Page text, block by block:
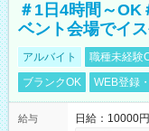
＃1日4時間～OK
ベント会場でイ
アルバイト 職種未経験
ブランクOK
WEB登録
給与
日給：10000